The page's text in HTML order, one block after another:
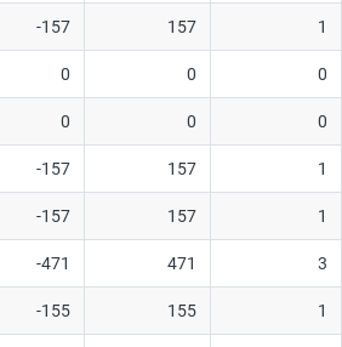
-157 157 1
0 0 0
0 0 0
-157 157 1
-157 157 1
-471 471 3
-155 155 1